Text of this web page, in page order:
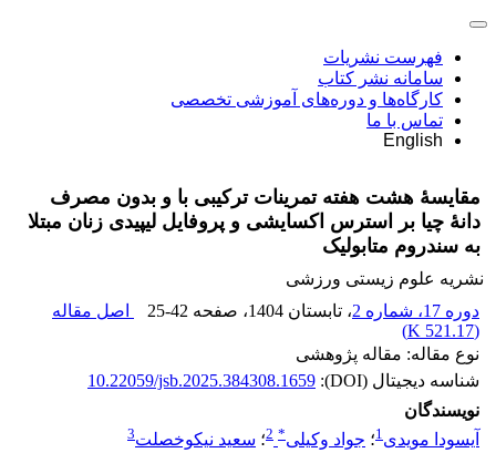
فهرست نشریات
سامانه نشر کتاب
کارگاه‌ها و دوره‌های آموزشی تخصصی
تماس با ما
English
مقایسۀ هشت هفته تمرینات ترکیبی با و بدون مصرف
دانۀ چیا بر استرس اکسایشی و پروفایل لیپیدی زنان مبتلا
به سندروم متابولیک
نشریه علوم زیستی ورزشی
دوره 17، شماره 2
، تابستان 1404 ، صفحه 25-42
اصل مقاله
(
521.17 K
)
نوع مقاله: مقاله پژوهشی
شناسه دیجیتال (DOI):
10.22059/jsb.2025.384308.1659
نویسندگان
آیسودا مویدی1؛ جواد وکیلی*
2؛ سعید نیکوخصلت3